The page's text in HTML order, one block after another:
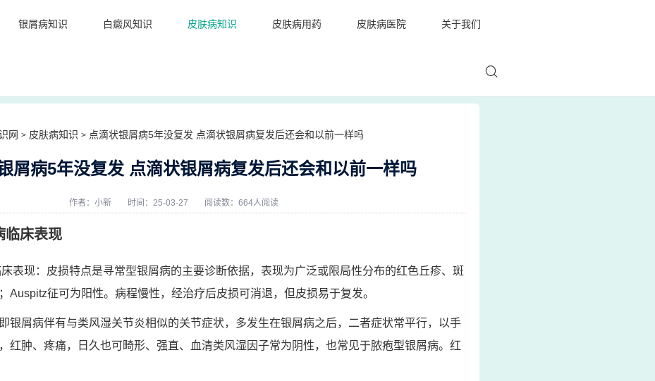
银屑病知识 白癜风知识 皮肤病知识 皮肤病用药 皮肤病医院 关于我们
网 > 皮肤病知识 > 点滴状银屑病5年没复发 点滴状银屑病复发后还会和以前一样吗
屑病5年没复发 点滴状银屑病复发后还会和以前一样吗
作者：小新 时间：25-03-27 阅读数：664人阅读
临床表现
表现：皮损特点是寻常型银屑病的主要诊断依据，表现为广泛或限局性分布的红色丘疹、斑
Auspitz征可为阳性。病程慢性，经治疗后皮损可消退，但皮损易于复发。
银屑病伴有与类风湿关节炎相似的关节症状，多发生在银屑病之后，二者症状常平行，以手
红肿、疼痛，日久也可畸形、强直、血清类风湿因子常为阴性，也常见于脓疱型银屑病。红